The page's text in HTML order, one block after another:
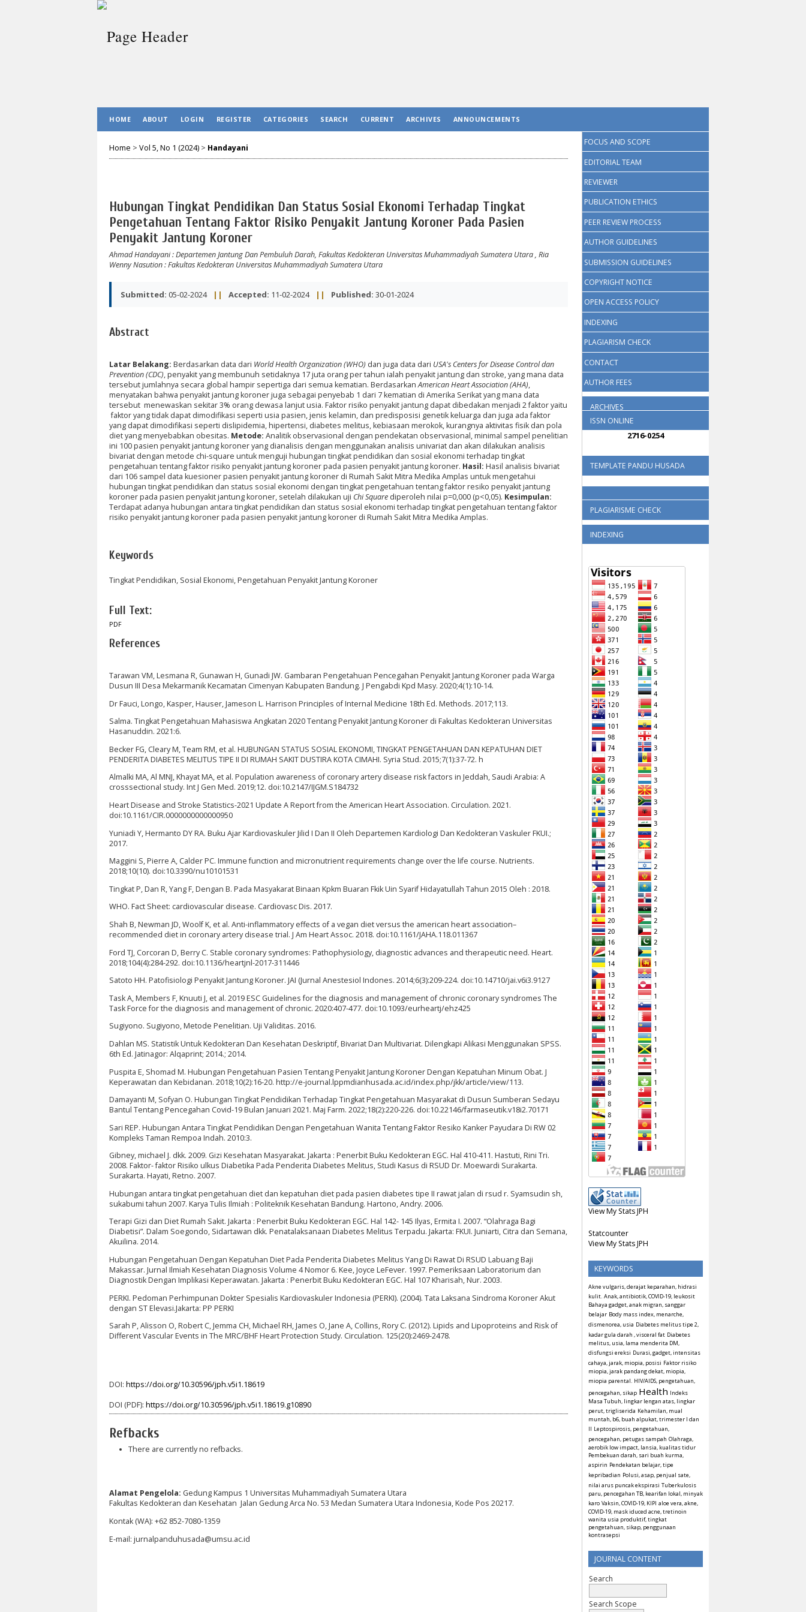
FOCUS AND SCOPE
EDITORIAL TEAM
REVIEWER
PUBLICATION ETHICS
PEER REVIEW PROCESS
AUTHOR GUIDELINES
SUBMISSION GUIDELINES
COPYRIGHT NOTICE
OPEN ACCESS POLICY
INDEXING
PLAGIARISM CHECK
CONTACT
AUTHOR FEES
ARCHIVES
ISSN ONLINE
2716-0254
TEMPLATE PANDU HUSADA
PLAGIARISME CHECK
INDEXING
View My Stats JPH
Statcounter
View My Stats JPH
KEYWORDS
Akne vulgaris, derajat keparahan, hidrasi
kulit. Anak, antibiotik, COVID-19, leukosit
Bahaya gadget, anak migran, sanggar
belajar Body mass index, menarche,
dismenorea, usia Diabetes melitus tipe 2,
kadar gula darah , visceral fat Diabetes
melitus, usia, lama menderita DM,
disfungsi ereksi Durasi, gadget, intensitas
cahaya, jarak, miopia, posisi Faktor risiko
miopia, jarak pandang dekat, miopia,
miopia parental. HIV/AIDS, pengetahuan,
pencegahan, sikap Health Indeks
Masa Tubuh, lingkar lengan atas, lingkar
perut, trigliserida Kehamilan, mual
muntah, b6, buah alpukat, trimester I dan
II Leptospirosis, pengetahuan,
pencegahan, petugas sampah Olahraga,
aerobik low impact, lansia, kualitas tidur
Pembekuan darah, sari buah kurma,
aspirin Pendekatan belajar, tipe
kepribadian Polusi, asap, penjual sate,
nilai arus puncak ekspirasi Tuberkulosis
paru, pencegahan TB, kearifan lokal, minyak
karo Vaksin, COVID-19, KIPI aloe vera, akne,
COVID-19, mask iduced acne, tretinoin
wanita usia produktif, tingkat
pengetahuan, sikap, penggunaan
kontrasepsi
JOURNAL CONTENT
Search
Search Scope
HOME ABOUT LOGIN REGISTER CATEGORIES SEARCH CURRENT ARCHIVES ANNOUNCEMENTS
Home > Vol 5, No 1 (2024) > Handayani
Hubungan Tingkat Pendidikan Dan Status Sosial Ekonomi Terhadap Tingkat
Pengetahuan Tentang Faktor Risiko Penyakit Jantung Koroner Pada Pasien
Penyakit Jantung Koroner
Ahmad Handayani: Departemen Jantung Dan Pembuluh Darah, Fakultas Kedokteran Universitas Muhammadiyah Sumatera Utara, Ria
Wenny Nasution: Fakultas Kedokteran Universitas Muhammadiyah Sumatera Utara
Submitted: 05-02-2024 || Accepted: 11-02-2024 || Published: 30-01-2024
Abstract
Latar Belakang: Berdasarkan data dari World Health Organization (WHO) dan juga data dari USA's Centers for Disease Control dan
Prevention (CDC), penyakit yang membunuh setidaknya 17 juta orang per tahun ialah penyakit jantung dan stroke, yang mana data
tersebut jumlahnya secara global hampir sepertiga dari semua kematian. BerdasarkanAmerican Heart Association (AHA),
menyatakan bahwa penyakit jantung koroner juga sebagai penyebab 1 dari 7 kematian di Amerika Serikat yang mana data
tersebut menewaskan sekitar 3% orang dewasa lanjut usia. Faktor risiko penyakit jantung dapat dibedakan menjadi 2 faktor yaitu
faktor yang tidak dapat dimodifikasi seperti usia pasien, jenis kelamin, dan predisposisi genetik keluarga dan juga ada faktor
yang dapat dimodifikasi seperti dislipidemia, hipertensi, diabetes melitus, kebiasaan merokok, kurangnya aktivitas fisik dan pola
diet yang menyebabkan obesitas. Metode: Analitik observasional dengan pendekatan observasional, minimal sampel penelitian
ini 100 pasien penyakit jantung koroner yang dianalisis dengan menggunakan analisis univariat dan akan dilakukan analisis
bivariat dengan metode chi-square untuk menguji hubungan tingkat pendidikan dan sosial ekonomi terhadap tingkat
pengetahuan tentang faktor risiko penyakitjantung koroner pada pasien penyakit jantung koroner. Hasil: Hasil analisis bivariat
dari 106 sampel data kuesioner pasien penyakit jantung koroner di Rumah Sakit Mitra Medika Amplas untuk mengetahui
hubungan tingkat pendidikan dan status sosial ekonomi dengan tingkat pengetahuan tentang faktor resiko penyakit jantung
koroner pada pasien penyakit jantung koroner, setelah dilakukan uji Chi Square diperoleh nilai p=0,000 (p<0,05). Kesimpulan:
Terdapat adanya hubungan antara tingkat pendidikan dan status sosial ekonomi terhadap tingkat pengetahuan tentang faktor
risiko penyakit jantung koroner pada pasien penyakit jantung koroner di Rumah Sakit Mitra Medika Amplas.
Keywords
Tingkat Pendidikan, Sosial Ekonomi, Pengetahuan Penyakit Jantung Koroner
Full Text:
PDF
References
Tarawan VM, Lesmana R, Gunawan H, Gunadi JW. Gambaran Pengetahuan Pencegahan Penyakit Jantung Koroner pada Warga
Dusun III Desa Mekarmanik Kecamatan Cimenyan Kabupaten Bandung. J Pengabdi Kpd Masy. 2020;4(1):10-14.
Dr Fauci, Longo, Kasper, Hauser, Jameson L. Harrison Principles of Internal Medicine 18th Ed. Methods. 2017;113.
Salma. Tingkat Pengetahuan Mahasiswa Angkatan 2020 Tentang Penyakit Jantung Koroner di Fakultas Kedokteran Universitas
Hasanuddin. 2021:6.
Becker FG, Cleary M, Team RM, et al. HUBUNGAN STATUS SOSIAL EKONOMI, TINGKAT PENGETAHUAN DAN KEPATUHAN DIET
PENDERITA DIABETES MELITUS TIPE II DI RUMAH SAKIT DUSTIRA KOTA CIMAHI. Syria Stud. 2015;7(1):37-72. h
Almalki MA, Al MNJ, Khayat MA, et al. Population awareness of coronary artery disease risk factors in Jeddah, Saudi Arabia: A
crosssectional study. Int J Gen Med. 2019;12. doi:10.2147/IJGM.S184732
Heart Disease and Stroke Statistics-2021 Update A Report from the American Heart Association. Circulation. 2021.
doi:10.1161/CIR.0000000000000950
Yuniadi Y, Hermanto DY RA. Buku Ajar Kardiovaskuler Jilid I Dan II Oleh Departemen Kardiologi Dan Kedokteran Vaskuler FKUI.;
2017.
Maggini S, Pierre A, Calder PC. Immune function and micronutrient requirements change over the life course. Nutrients.
2018;10(10). doi:10.3390/nu10101531
Tingkat P, Dan R, Yang F, Dengan B. Pada Masyakarat Binaan Kpkm Buaran Fkik Uin Syarif Hidayatullah Tahun 2015 Oleh : 2018.
WHO. Fact Sheet: cardiovascular disease. Cardiovasc Dis. 2017.
Shah B, Newman JD, Woolf K, et al. Anti-inflammatory effects of a vegan diet versus the american heart association–
recommended diet in coronary artery disease trial. J Am Heart Assoc. 2018. doi:10.1161/JAHA.118.011367
Ford TJ, Corcoran D, Berry C. Stable coronary syndromes: Pathophysiology, diagnostic advances and therapeutic need. Heart.
2018;104(4):284-292. doi:10.1136/heartjnl-2017-311446
Satoto HH. Patofisiologi Penyakit Jantung Koroner. JAI (Jurnal Anestesiol Indones. 2014;6(3):209-224. doi:10.14710/jai.v6i3.9127
Task A, Members F, Knuuti J, et al. 2019 ESC Guidelines for the diagnosis and management of chronic coronary syndromes The
Task Force for the diagnosis and management of chronic. 2020:407-477. doi:10.1093/eurheartj/ehz425
Sugiyono. Sugiyono, Metode Penelitian. Uji Validitas. 2016.
Dahlan MS. Statistik Untuk Kedokteran Dan Kesehatan Deskriptif, Bivariat Dan Multivariat. Dilengkapi Alikasi Menggunakan SPSS.
6th Ed. Jatinagor: Alqaprint; 2014.; 2014.
Puspita E, Shomad M. Hubungan Pengetahuan Pasien Tentang Penyakit Jantung Koroner Dengan Kepatuhan Minum Obat. J
Keperawatan dan Kebidanan. 2018;10(2):16-20. http://e-journal.lppmdianhusada.ac.id/index.php/jkk/article/view/113.
Damayanti M, Sofyan O. Hubungan Tingkat Pendidikan Terhadap Tingkat Pengetahuan Masyarakat di Dusun Sumberan Sedayu
Bantul Tentang Pencegahan Covid-19 Bulan Januari 2021. Maj Farm. 2022;18(2):220-226. doi:10.22146/farmaseutik.v18i2.70171
Sari REP. Hubungan Antara Tingkat Pendidikan Dengan Pengetahuan Wanita Tentang Faktor Resiko Kanker Payudara Di RW 02
Kompleks Taman Rempoa Indah. 2010:3.
Gibney, michael J. dkk. 2009. Gizi Kesehatan Masyarakat. Jakarta : Penerbit Buku Kedokteran EGC. Hal 410-411. Hastuti, Rini Tri.
2008. Faktor- faktor Risiko ulkus Diabetika Pada Penderita Diabetes Melitus, Studi Kasus di RSUD Dr. Moewardi Surakarta.
Surakarta. Hayati, Retno. 2007.
Hubungan antara tingkat pengetahuan diet dan kepatuhan diet pada pasien diabetes tipe II rawat jalan di rsud r. Syamsudin sh,
sukabumi tahun 2007. Karya Tulis Ilmiah : Politeknik Kesehatan Bandung. Hartono, Andry. 2006.
Terapi Gizi dan Diet Rumah Sakit. Jakarta : Penerbit Buku Kedokteran EGC. Hal 142- 145 Ilyas, Ermita I. 2007. “Olahraga Bagi
Diabetisi”. Dalam Soegondo, Sidartawan dkk. Penatalaksanaan Diabetes Melitus Terpadu. Jakarta: FKUI. Juniarti, Citra dan Semana,
Akuilina. 2014.
Hubungan Pengetahuan Dengan Kepatuhan Diet Pada Penderita Diabetes Melitus Yang Di Rawat Di RSUD Labuang Baji
Makassar. Jurnal Ilmiah Kesehatan Diagnosis Volume 4 Nomor 6. Kee, Joyce LeFever. 1997. Pemeriksaan Laboratorium dan
Diagnostik Dengan Implikasi Keperawatan. Jakarta : Penerbit Buku Kedokteran EGC. Hal 107 Kharisah, Nur. 2003.
PERKI. Pedoman Perhimpunan Dokter Spesialis Kardiovaskuler Indonesia (PERKI). (2004). Tata Laksana Sindroma Koroner Akut
dengan ST Elevasi.Jakarta: PP PERKI
Sarah P, Alisson O, Robert C, Jemma CH, Michael RH, James O, Jane A, Collins, Rory C. (2012). Lipids and Lipoproteins and Risk of
Different Vascular Events in The MRC/BHF Heart Protection Study. Circulation. 125(20):2469-2478.
DOI: https://doi.org/10.30596/jph.v5i1.18619
DOI (PDF): https://doi.org/10.30596/jph.v5i1.18619.g10890
Refbacks
There are currently no refbacks.
Alamat Pengelola: Gedung Kampus 1 Universitas Muhammadiyah Sumatera Utara
Fakultas Kedokteran dan Kesehatan Jalan Gedung Arca No. 53 Medan Sumatera Utara Indonesia, Kode Pos 20217.
Kontak (WA): +62 852-7080-1359
E-mail: jurnalpanduhusada@umsu.ac.id